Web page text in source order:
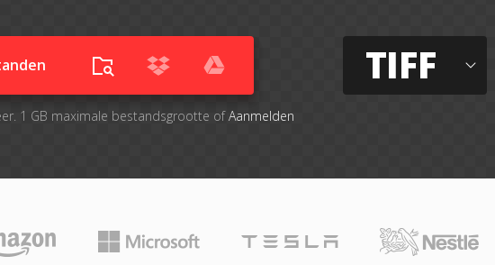
1 GB maximale bestandsgrootte ofAanmelden
TIFF